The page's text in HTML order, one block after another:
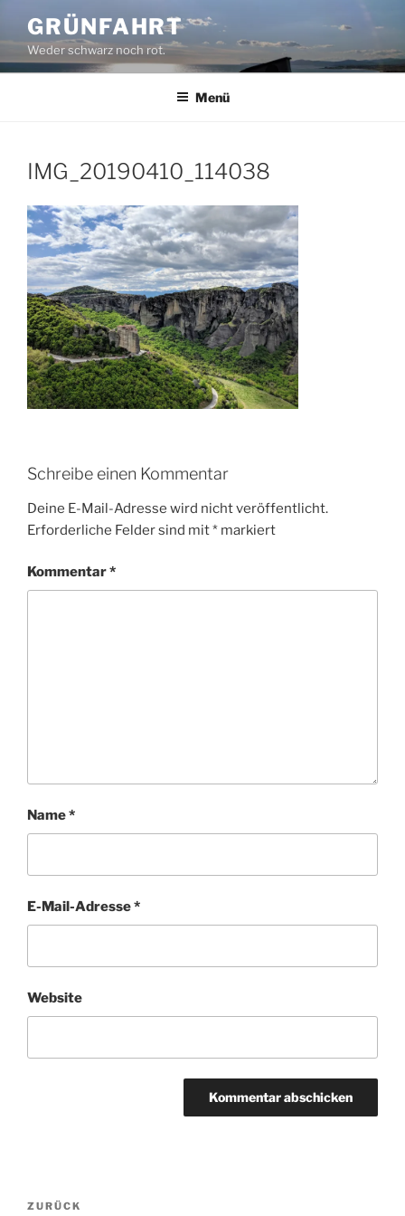
Inhalt
springen
GRÜNFAHRT
Weder schwarz noch rot.
Menü
IMG_20190410_114038
Schreibe einen Kommentar
Deine E-Mail-Adresse wird nicht veröffentlicht.
Erforderliche Felder sind mit* markiert
Kommentar*
Name*
E-Mail-Adresse*
Website
Beitragsnavigation
Vorheriger
ZURÜCK